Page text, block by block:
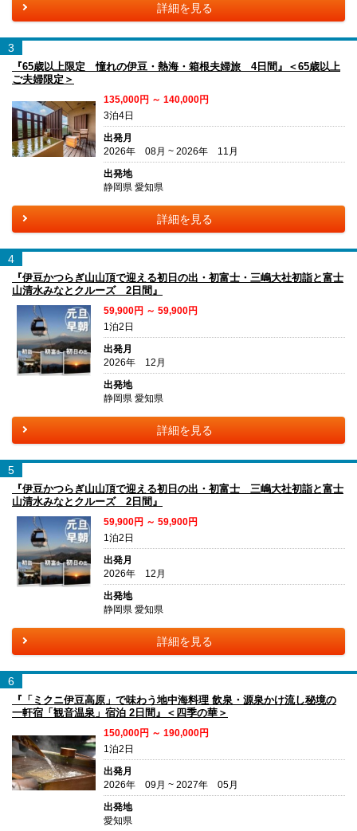
詳細を見る
3
『65歳以上限定 憧れの伊豆・熱海・箱根夫婦旅 4日間』＜65歳以上
ご夫婦限定＞
135,000円 ～ 140,000円
3泊4日
出発月
2026年 08月 ~ 2026年 11月
出発地
静岡県 愛知県
詳細を見る
4
『伊豆かつらぎ山山頂で迎える初日の出・初富士・三嶋大社初詣と富士
山清水みなとクルーズ 2日間』
59,900円 ～ 59,900円
1泊2日
出発月
2026年 12月
出発地
静岡県 愛知県
詳細を見る
5
『伊豆かつらぎ山山頂で迎える初日の出・初富士 三嶋大社初詣と富士
山清水みなとクルーズ 2日間』
59,900円 ～ 59,900円
1泊2日
出発月
2026年 12月
出発地
静岡県 愛知県
詳細を見る
6
『「ミクニ伊豆高原」で味わう地中海料理 飲泉・源泉かけ流し秘境の
一軒宿「観音温泉」宿泊 2日間』＜四季の華＞
150,000円 ～ 190,000円
1泊2日
出発月
2026年 09月 ~ 2027年 05月
出発地
愛知県